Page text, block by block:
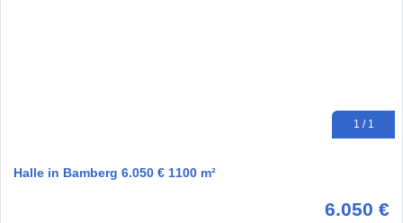
1 / 1
Halle in Bamberg 6.050 € 1100 m²
6.050 €